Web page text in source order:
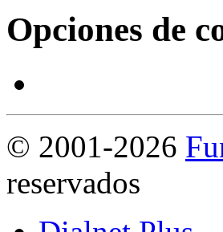
Opciones de
© 2001-2026
reservados